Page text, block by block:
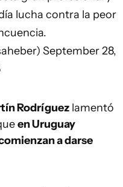
lucha contra la peor
September 28,
Rodríguez lamentó
en Uruguay
a darse